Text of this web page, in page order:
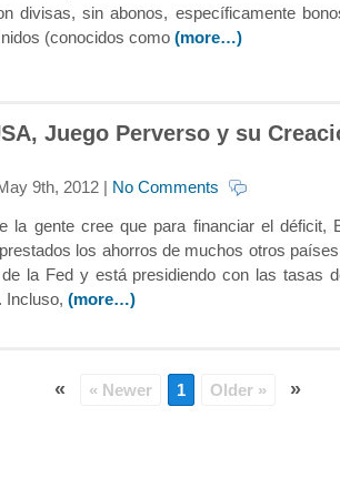
divisas, sin abonos, específicamente
(conocidos como (more…)
Juego Perverso y su
9th, 2012 | No Comments
la gente cree que para financiar el déficit,
los ahorros de muchos otros
la Fed y está presidiendo con las tasas
Incluso, (more…)
« « Newer 1 Older » »